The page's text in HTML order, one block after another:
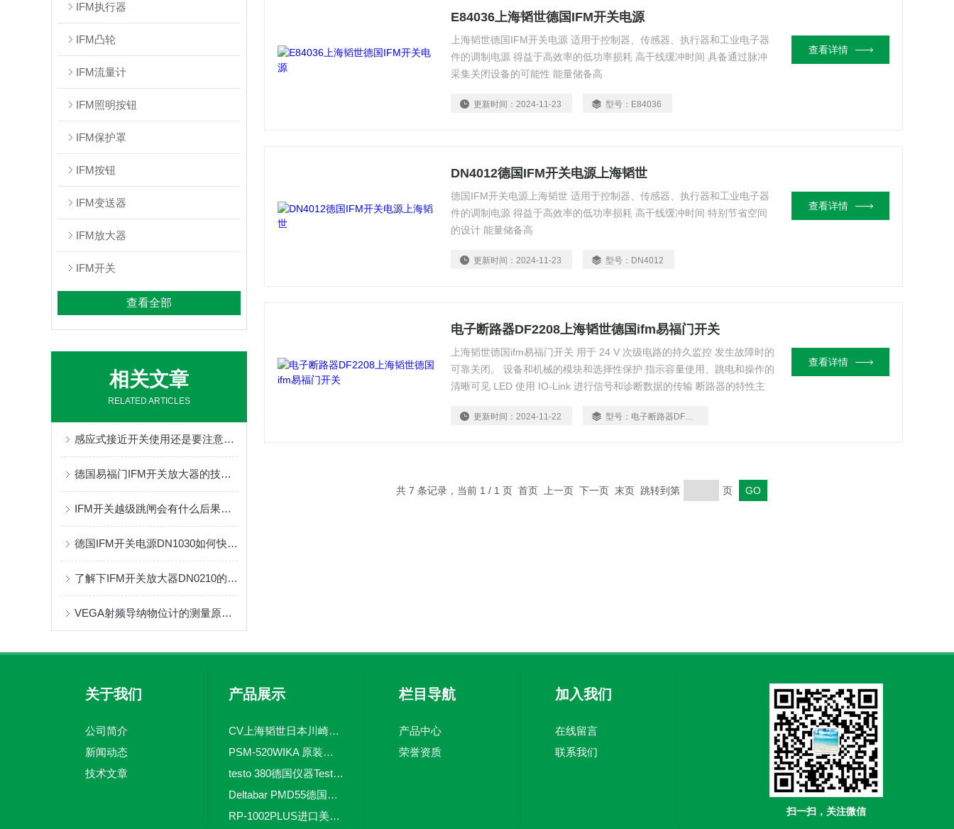
IFM执行器
IFM凸轮
IFM流量计
IFM照明按钮
IFM保护罩
IFM按钮
IFM变送器
IFM放大器
IFM开关
查看全部
相关文章
RELATED ARTICLES
感应式接近开关使用还是要注意些事项
德国易福门IFM开关放大器的技术参数
IFM开关越级跳闸会有什么后果呢？
德国IFM开关电源DN1030如何快速检修
了解下IFM开关放大器DN0210的工作原理
VEGA射频导纳物位计的测量原理和主要技术因素
E84036上海韬世德国IFM开关电源
上海韬世德国IFM开关电源 适用于控制器、传感器、执行器和工业电子器
件的调制电源 得益于高效率的低功率损耗 高干线缓冲时间 具备通过脉冲
采集关闭设备的可能性 能量储备高
更新时间：2024-11-23 型号： E84036
查看详情
DN4012德国IFM开关电源上海韬世
德国IFM开关电源上海韬世 适用于控制器、传感器、执行器和工业电子器
件的调制电源 得益于高效率的低功率损耗 高干线缓冲时间 特别节省空间
的设计 能量储备高
更新时间：2024-11-23 型号： DN4012
查看详情
电子断路器DF2208上海韬世德国ifm易福门开关
上海韬世德国ifm易福门开关 用于 24 V 次级电路的持久监控 发生故障时的
可靠关闭。 设备和机械的模块和选择性保护 指示容量使用、跳电和操作的
清晰可见 LED 使用 IO-Link 进行信号和诊断数据的传输 断路器的特性主
扣电流整定范围;额定短路分断电流（工业用断路器Icu;家用断路器Icn）
更新时间：2024-11-22 型号： 电子断路器DF2208
查看详情
共 7 条记录，当前 1 / 1 页 首页 上一页 下一页 末页 跳转到第 页
关于我们
公司简介
新闻动态
技术文章
产品展示
CV上海韬世日本川崎KAWAKI坚固止回阀
PSM-520WIKA 原装威卡压力开关
testo 380德国仪器Testo烟尘直读仪
Deltabar PMD55德国E+H差压测量变送器
RP-1002PLUS进口美国honeywell气体火灾报警控制器
栏目导航
产品中心
荣誉资质
加入我们
在线留言
联系我们
扫一扫，关注微信